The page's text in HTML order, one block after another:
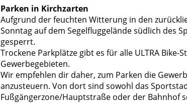
Parken in Kirchzarten
Aufgrund der feuchten Witterung in den
Sonntag auf dem Segelfluggelände südlich des
gesperrt.
Trockene Parkplätze gibt es für alle ULTRA
Gewerbegebieten.
Wir empfehlen dir daher, zum Parken die
anzusteuern. Von dort sind sowohl das
Fußgängerzone/Hauptstraße oder der Bahnhof